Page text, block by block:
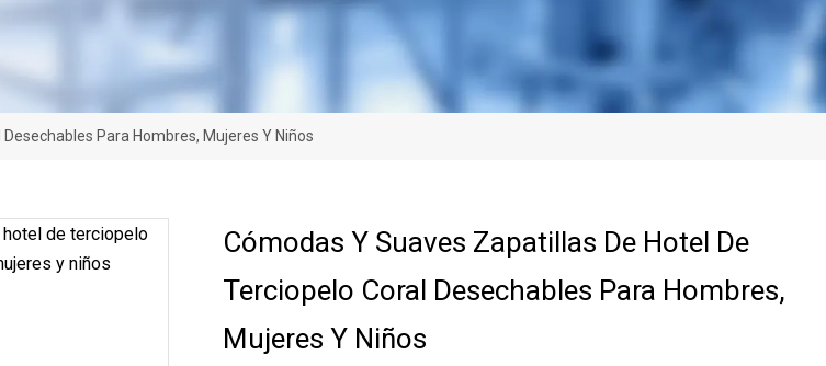
Para Hombres, Mujeres Y Niños
Cómodas Y Suaves Zapatillas De Hotel De
Terciopelo Coral Desechables Para Hombres,
Mujeres Y Niños